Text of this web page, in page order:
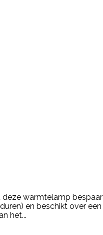
warmtelamp
en beschikt over
het...